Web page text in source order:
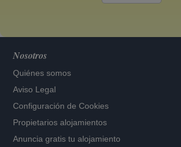
Nosotros
Quiénes somos
Aviso Legal
Configuración de Cookies
Propietarios alojamientos
Anuncia gratis tu alojamiento